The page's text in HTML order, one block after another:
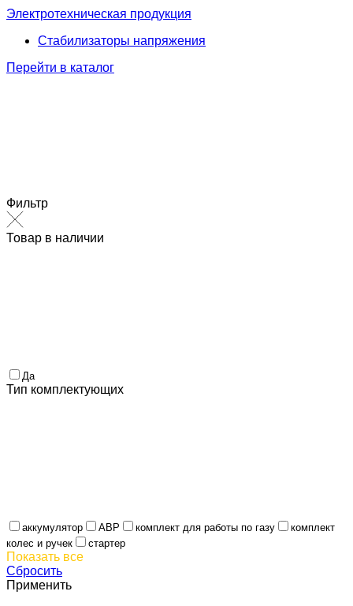
Электротехническая продукция
Стабилизаторы напряжения
Перейти в каталог
Фильтр
Товар в наличии
Да
Тип комплектующих
аккумулятор АВР комплект для работы по газу
комплект
колес и ручек
стартер
Показать все
Сбросить
Применить